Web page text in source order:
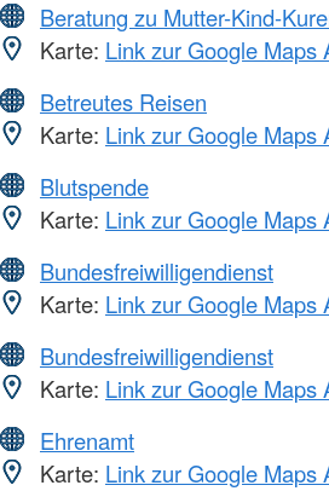
Beratung zu Mutter-Kind-
Karte: Link zur Google Maps
Betreutes Reisen
Karte: Link zur Google Maps
Blutspende
Karte: Link zur Google Maps
Bundesfreiwilligendienst
Karte: Link zur Google Maps
Bundesfreiwilligendienst
Karte: Link zur Google Maps
Ehrenamt
Karte: Link zur Google Maps